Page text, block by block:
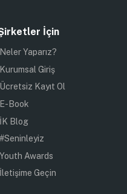
İçin
Neler Yaparız?
Kurumsal Giriş
Ücretsiz Kayıt Ol
E-Book
İK Blog
#Seninleyiz
Youth Awards
İletişime Geçin